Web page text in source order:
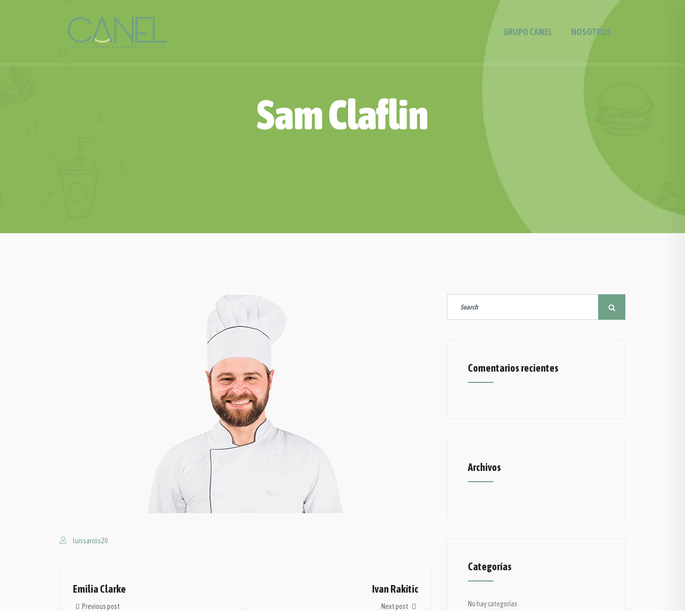
GRUPO CANEL NOSOTROS
Sam Claflin
luissarcos20
Emilia Clarke
Previous post
Ivan Rakitic
Next post
Comentarios recientes
Archivos
Categorías
No hay categorías